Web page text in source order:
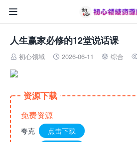

人生赢家必修的12堂说话课
 初心领域  2026-06-11  综合
资源下载
免费资源
夸克
点击下载